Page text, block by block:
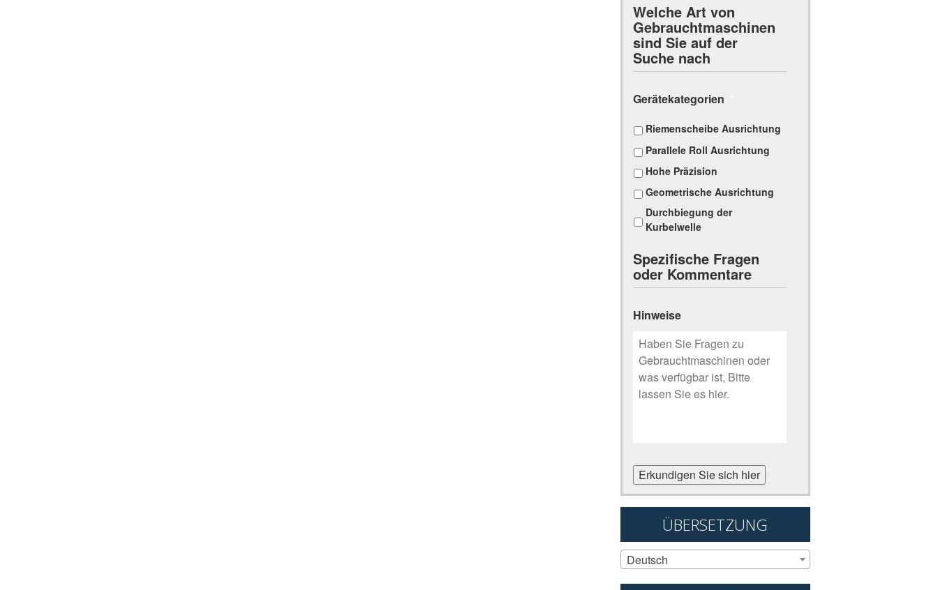
Welche Art von
Gebrauchtmaschinen
sind Sie auf der
Suche nach
Gerätekategorien
Riemenscheibe Ausrichtung
Parallele Roll Ausrichtung
Hohe Präzision
Geometrische Ausrichtung
Durchbiegung der
Kurbelwelle
Spezifische Fragen
oder Kommentare
Hinweise
Erkundigen Sie sich hier
ÜBERSETZUNG
Deutsch